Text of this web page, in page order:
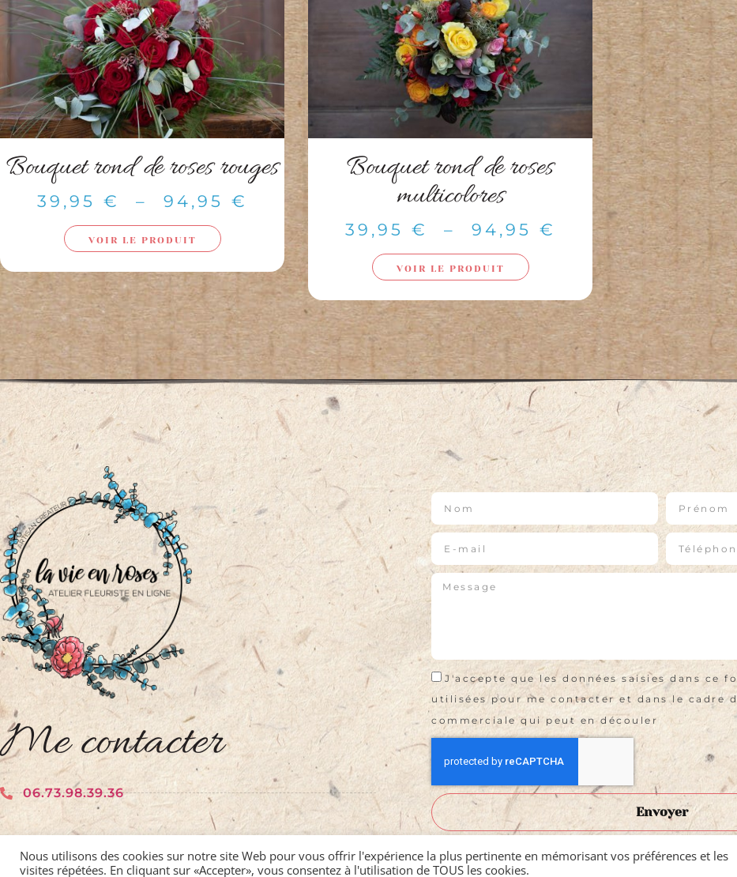
Bouquet rond de roses rouges
39,95 € – 94,95 €
VOIR LE PRODUIT
Bouquet rond de roses
multicolores
39,95 € – 94,95 €
VOIR LE PRODUIT
Me contacter
06.73.98.39.36
J'accepte que les données saisies dans ce
utilisées pour me contacter et dans le cadre
commerciale qui peut en découler
Envoyer
Nous utilisons des cookies sur notre site Web pour vous offrir l'expérience la plus pertinente en mémorisant vos préférences et les
visites répétées. En cliquant sur «Accepter», vous consentez à l'utilisation de TOUS les cookies.